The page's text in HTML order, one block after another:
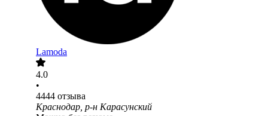
Lamoda
4.0
•
4444 отзыва
Краснодар, р-н Карасунский